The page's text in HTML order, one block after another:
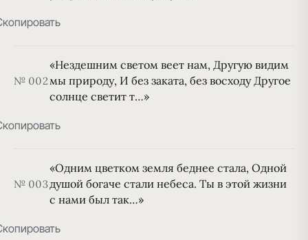
№ 002
«Нездешним светом веет нам, Другую видим
мы природу, И без заката, без восходу Другое
солнце светит т…»
№ 003
«Одним цветком земля беднее стала, Одной
душой богаче стали небеса. Ты в этой жизни
с нами был так…»